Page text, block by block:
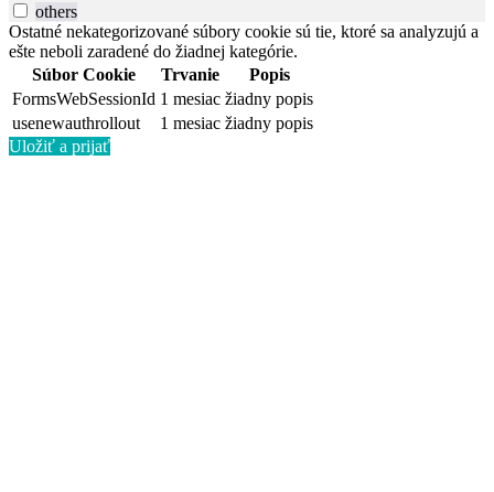
others
Ostatné nekategorizované súbory cookie sú tie, ktoré sa analyzujú a
ešte neboli zaradené do žiadnej kategórie.
Súbor Cookie
Trvanie
Popis
FormsWebSessionId 1 mesiac žiadny popis
usenewauthrollout
1 mesiac žiadny popis
Uložiť a prijať